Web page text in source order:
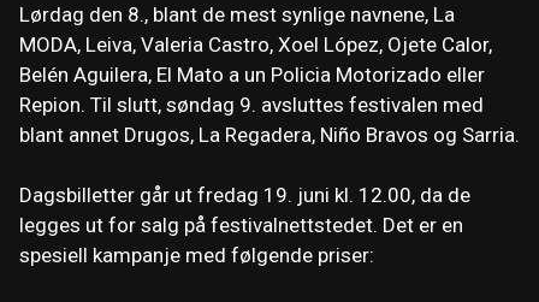
Lørdag den 8., blant de mest synlige navnene, La
MODA, Leiva, Valeria Castro, Xoel López, Ojete Calor,
Belén Aguilera, El Mato a un Policia Motorizado eller
Repion. Til slutt, søndag 9. avsluttes festivalen med
blant annet Drugos, La Regadera, Niño Bravos og Sarria.
Dagsbilletter går ut fredag ​​19. juni kl. 12.00, da de
legges ut for salg på festivalnettstedet. Det er en
spesiell kampanje med følgende priser: